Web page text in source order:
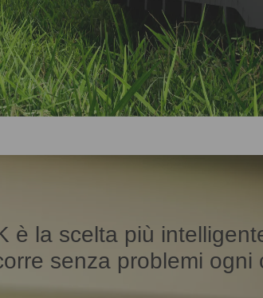
è la scelta più
senza problemi ogni